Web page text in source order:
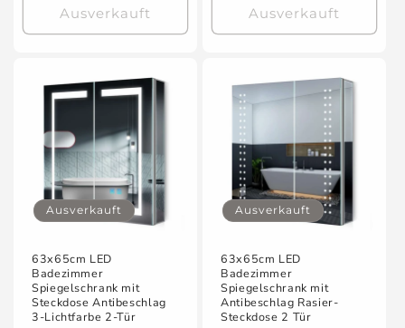
Ausverkauft Ausverkauft
Ausverkauft
63x65cm LED
Badezimmer
Spiegelschrank mit
Steckdose Antibeschlag
3-Lichtfarbe 2-Tür
Ausverkauft
63x65cm LED
Badezimmer
Spiegelschrank mit
Antibeschlag Rasier-
Steckdose 2 Tür